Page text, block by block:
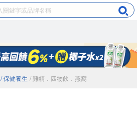
/ 保健養生 / 雞精．四物飲．燕窩